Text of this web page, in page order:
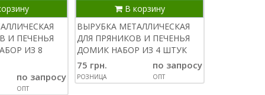
И ПЕЧЕНЬЯ
ИЗ 8
по запросу
ОПТ
В корзину
ВЫРУБКА МЕТАЛЛИЧЕСКАЯ
ДЛЯ ПРЯНИКОВ И ПЕЧЕНЬЯ
ДОМИК НАБОР ИЗ 4 ШТУК
75 грн.
РОЗНИЦА
по запросу
ОПТ